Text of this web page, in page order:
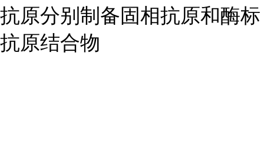
抗原分别制备固相抗原和酶标
抗原结合物